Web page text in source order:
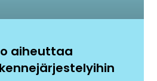
aiheuttaa